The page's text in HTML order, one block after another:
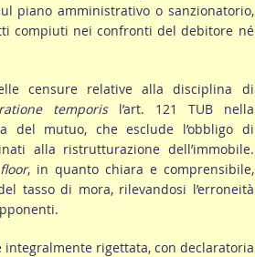
piano amministrativo o sanzionatorio,
compiuti nei confronti del debitore né
censure relative alla disciplina di
ratione temporisl’art. 121 TUB nella
del mutuo, che esclude l’obbligo di
alla ristrutturazione dell’immobile.
floor, in quanto chiara e comprensibile,
tasso di mora, rilevandosi l’erroneità
integralmente rigettata, con declaratoria